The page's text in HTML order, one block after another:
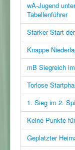
wA-Jugend
Tabellenführer
Starker Start
Knappe
mB Siegreich
Torlose
1. Sieg im 2.
Keine Punkte
Geplatzter